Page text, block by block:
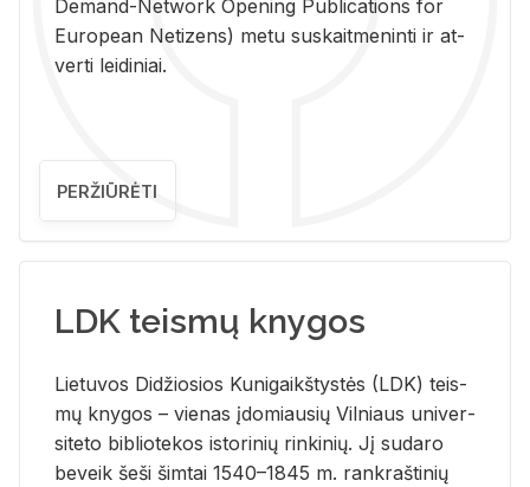
De­mand-Ne­twork Ope­ning Pub­li­ca­tions for
Eu­ro­pe­an Ne­ti­zens) metu su­skait­me­nin­ti ir at­
ver­ti lei­di­niai.
PERŽIŪRĖTI
LDK teismų knygos
Lie­tu­vos Di­džio­sios Ku­ni­gaikš­tys­tės (LDK) teis­
mų kny­gos – vie­nas įdo­miau­sių Vil­niaus uni­ver­
si­te­to bi­b­lio­te­kos is­to­ri­nių rin­ki­nių. Jį su­da­ro
be­veik šeši šim­tai 1540–1845 m. rank­raš­ti­nių